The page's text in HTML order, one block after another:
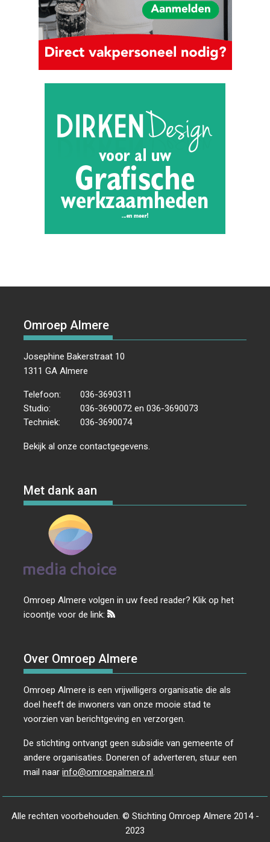
Omroep Almere
Josephine Bakerstraat 10
1311 GA Almere
Telefoon:
036-3690311
Studio:
036-3690072 en 036-3690073
Techniek:
036-3690074
Bekijk al onzecontactgegevens
Met dank aan
Omroep Almere volgen in uw feed reader? Klik op het
icoontje voor de link:
Over Omroep Almere
Omroep Almere is een vrijwilligers organisatie die als
doel heeft de inwoners van onze mooie stad te
voorzien van berichtgeving en verzorgen.
De stichting ontvangt geen subsidie van gemeente of
andere organisaties. Doneren of adverteren, stuur een
mail naarinfo@omroepalmere.nl.
Alle rechten voorbehouden. © Stichting Omroep Almere 2014 -
2023